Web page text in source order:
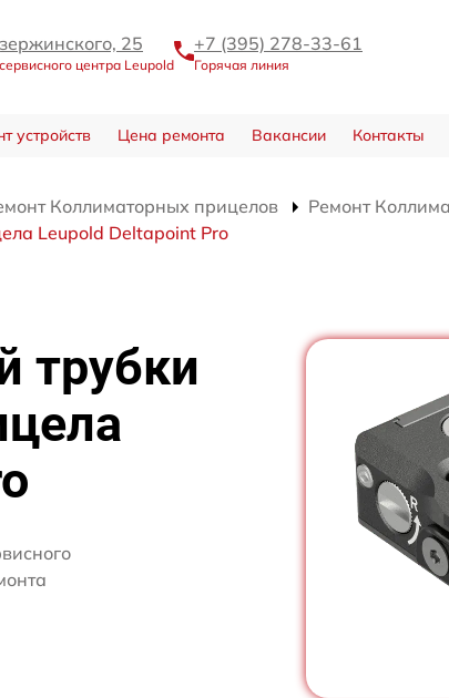
25
центра Leupold
+7 (395) 278-33-61
Горячая линия
устройств Цена ремонта Вакансии Контакты
Коллиматорных прицелов
Ремонт
Leupold Deltapoint Pro
трубки